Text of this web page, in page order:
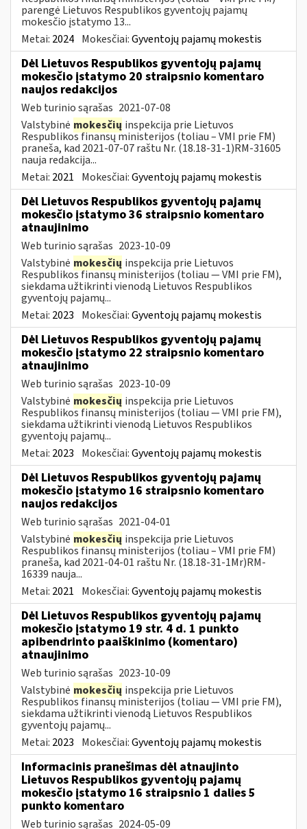
parengė Lietuvos Respublikos gyventojų pajamų
mokesčio įstatymo 13...
Metai: 2024 Mokesčiai:Gyventojų pajamų mokestis
Dėl Lietuvos Respublikos gyventojų pajamų
mokesčio įstatymo 20 straipsnio komentaro
naujos redakcijos
Web turinio sąrašas 2021-07-08
Valstybinė mokesčių inspekcija prie Lietuvos
Respublikos finansų ministerijos (toliau – VMI prie FM)
praneša, kad 2021-07-07 raštu Nr. (18.18-31-1)RM-31605
nauja redakcija...
Metai: 2021 Mokesčiai:Gyventojų pajamų mokestis
Dėl Lietuvos Respublikos gyventojų pajamų
mokesčio įstatymo 36 straipsnio komentaro
atnaujinimo
Web turinio sąrašas 2023-10-09
Valstybinė mokesčių inspekcija prie Lietuvos
Respublikos finansų ministerijos (toliau — VMI prie FM),
siekdama užtikrinti vienodą Lietuvos Respublikos
gyventojų pajamų...
Metai: 2023 Mokesčiai:Gyventojų pajamų mokestis
Dėl Lietuvos Respublikos gyventojų pajamų
mokesčio įstatymo 22 straipsnio komentaro
atnaujinimo
Web turinio sąrašas 2023-10-09
Valstybinė mokesčių inspekcija prie Lietuvos
Respublikos finansų ministerijos (toliau — VMI prie FM),
siekdama užtikrinti vienodą Lietuvos Respublikos
gyventojų pajamų...
Metai: 2023 Mokesčiai:Gyventojų pajamų mokestis
Dėl Lietuvos Respublikos gyventojų pajamų
mokesčio įstatymo 16 straipsnio komentaro
naujos redakcijos
Web turinio sąrašas 2021-04-01
Valstybinė mokesčių inspekcija prie Lietuvos
Respublikos finansų ministerijos (toliau – VMI prie FM)
praneša, kad 2021-04-01 raštu Nr. (18.18-31-1Mr)RM-
16339 nauja...
Metai: 2021 Mokesčiai:Gyventojų pajamų mokestis
Dėl Lietuvos Respublikos gyventojų pajamų
mokesčio įstatymo 19 str. 4 d. 1 punkto
apibendrinto paaiškinimo (komentaro)
atnaujinimo
Web turinio sąrašas 2023-10-09
Valstybinė mokesčių inspekcija prie Lietuvos
Respublikos finansų ministerijos (toliau — VMI prie FM),
siekdama užtikrinti vienodą Lietuvos Respublikos
gyventojų pajamų...
Metai: 2023 Mokesčiai:Gyventojų pajamų mokestis
Informacinis pranešimas dėl atnaujinto
Lietuvos Respublikos gyventojų pajamų
mokesčio įstatymo 16 straipsnio 1 dalies 5
punkto komentaro
Web turinio sąrašas 2024-05-09